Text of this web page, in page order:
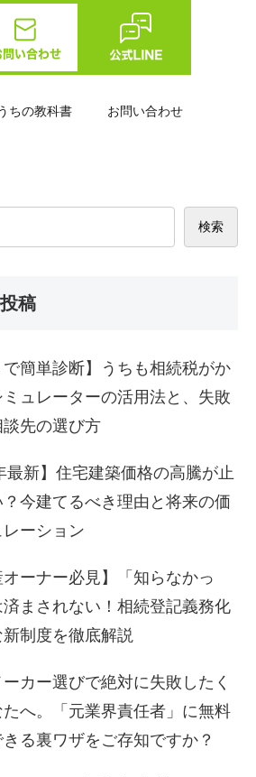
ちの教科書 お問い合わせ
検索
稿
で簡単診断】うちも相続税がか
ュレーターの活用法と、失敗
談先の選び方
最新】住宅建築価格の高騰が止
？今建てるべき理由と将来の価
ーション
オーナー必見】「知らなかっ
まされない！相続登記義務化
新制度を徹底解説
カー選びで絶対に失敗したく
へ。「元業界責任者」に無料
る裏ワザをご存知ですか？